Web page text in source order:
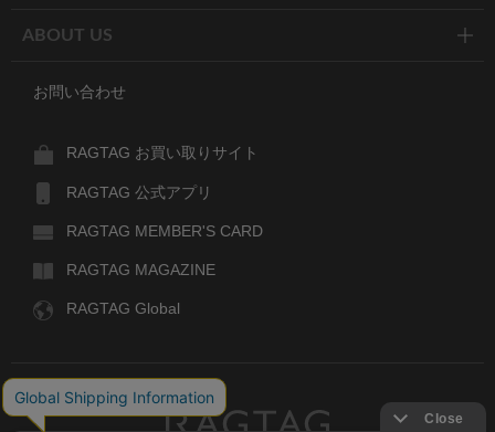
ABOUT US
お問い合わせ
RAGTAG お買い取りサイト
RAGTAG 公式アプリ
RAGTAG MEMBER'S CARD
RAGTAG MAGAZINE
RAGTAG Global